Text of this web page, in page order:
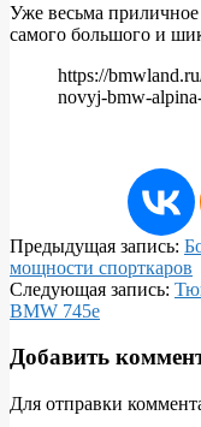
Уже весьма
самого большого и
https://
novyj-bmw-
2020-
05-
06
Предыдущая запись:
мощности спорткаров
Следующая запись:
BMW 745e
Добавить
Для отправки